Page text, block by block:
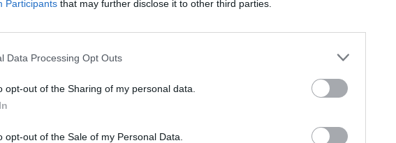
Participants that may further disclose it to other third parties.
Data Processing Opt Outs
opt-out of the Sharing of my personal data.
opt-out of the Sale of my Personal Data.
maar wij raden u aan de zoekopdracht op letters te gebruiken.